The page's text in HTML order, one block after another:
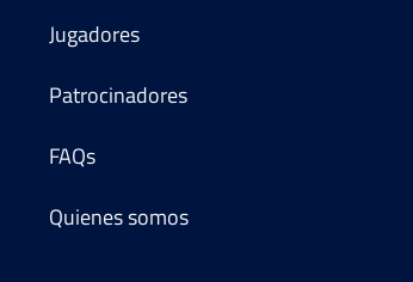
Jugadores
Patrocinadores
FAQs
Quienes somos